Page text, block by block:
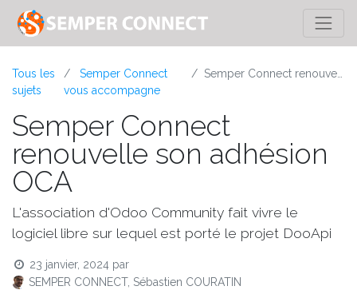
Tous les
sujets
Semper Connect
vous accompagne
Semper Connect renouvelle son adhésion OCA
Semper Connect
renouvelle son adhésion
OCA
L'association d'Odoo Community fait vivre le
logiciel libre sur lequel est porté le projet DooApi
23 janvier, 2024 par
SEMPER CONNECT, Sébastien COURATIN